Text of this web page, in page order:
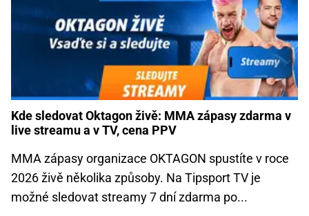
Kde sledovat Oktagon živě: MMA zápasy zdarma v
live streamu a v TV, cena PPV
MMA zápasy organizace OKTAGON spustíte v roce
2026 živě několika způsoby. Na Tipsport TV je
možné sledovat streamy 7 dní zdarma po...